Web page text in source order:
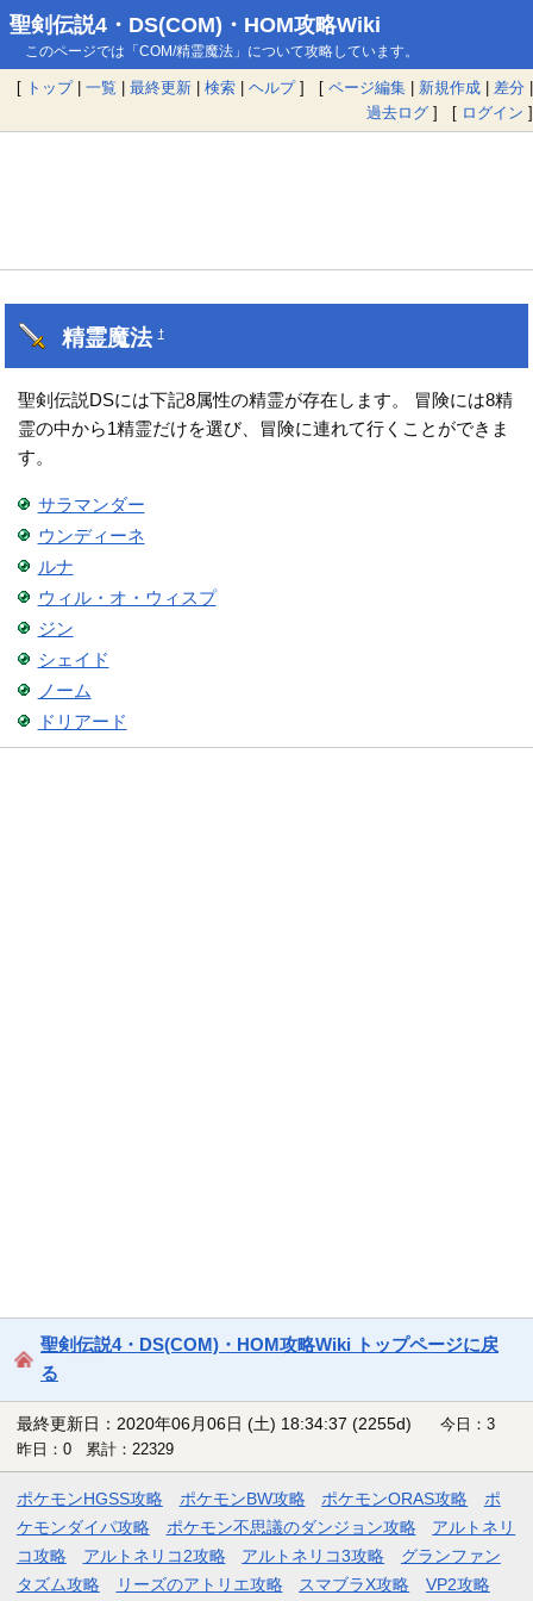
聖剣伝説4・DS(COM)・HOM攻略Wiki
このページでは「COM/精霊魔法」について攻略しています。
[ トップ| 一覧 | 最終更新 | 検索 | ヘルプ] [ ページ編集 | 新規作成 | 差分 |
過去ログ ] [ ログイン ]
精霊魔法†
聖剣伝説DSには下記8属性の精霊が存在します。 冒険には8精
霊の中から1精霊だけを選び、冒険に連れて行くことができま
す。
サラマンダー
ウンディーネ
ルナ
ウィル・オ・ウィスプ
ジン
シェイド
ノーム
ドリアード
聖剣伝説4・DS(COM)・HOM攻略Wiki トップページに戻
る
最終更新日：2020年06月06日 (土) 18:34:37 (2255d)
今日：3
昨日：0 累計：22329
ポケモンHGSS攻略 ポケモンBW攻略 ポケモンORAS攻略
ポ
ケモンダイパ攻略
ポケモン不思議のダンジョン攻略
アルトネリ
コ攻略
アルトネリコ2攻略 アルトネリコ3攻略
グランファン
タズム攻略
リーズのアトリエ攻略 スマブラX攻略 VP2攻略